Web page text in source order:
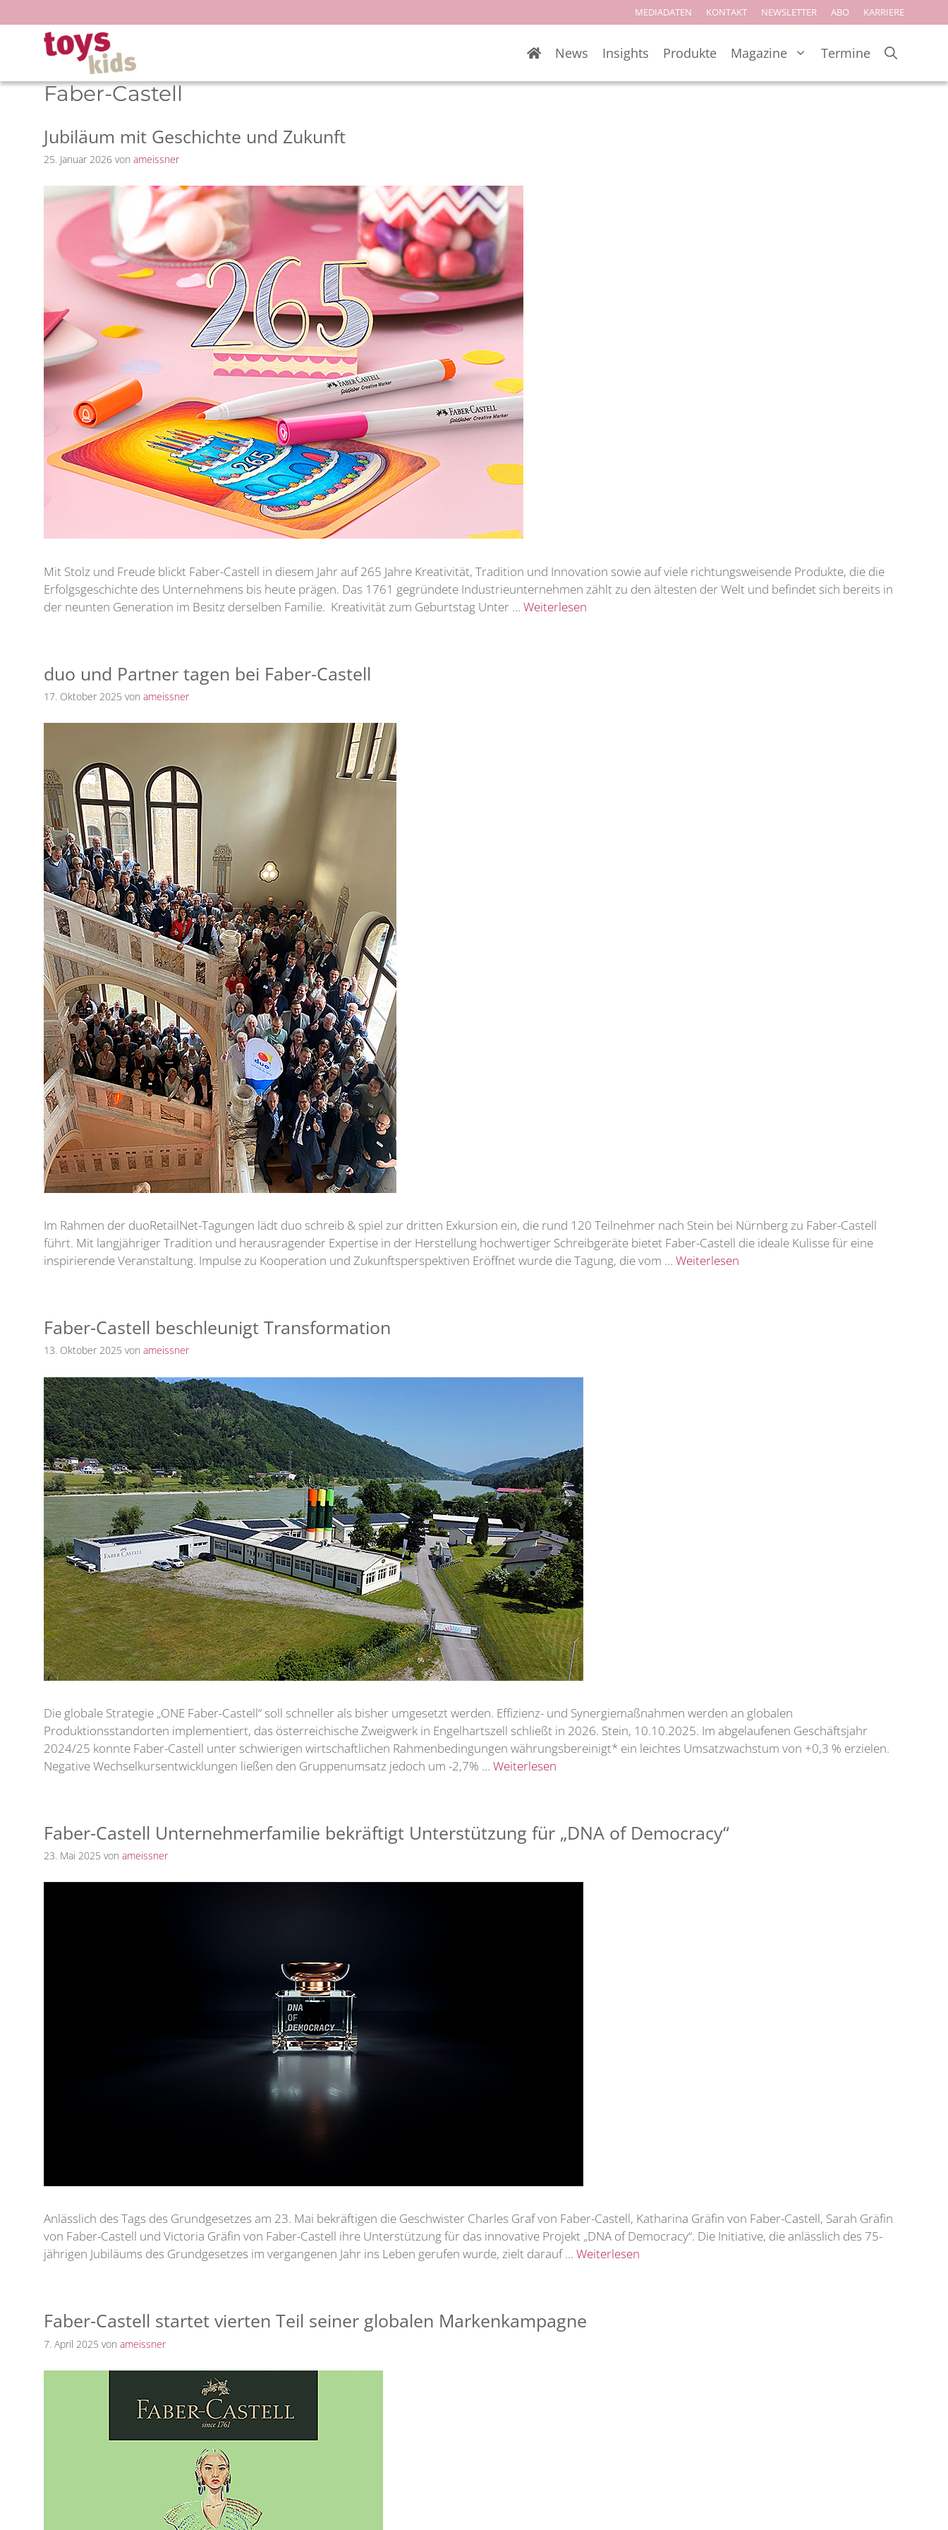
Inhalt
springen
MEDIADATEN KONTAKT NEWSLETTER ABO KARRIERE
News Insights Produkte Magazine Termine
Faber-Castell
Jubiläum mit Geschichte und Zukunft
25. Januar 2026 von ameissner
Mit Stolz und Freude blickt Faber-Castell in diesem Jahr auf 265 Jahre Kreativität, Tradition und Innovation sowie auf viele richtungsweisende Produkte, die die
Erfolgsgeschichte des Unternehmens bis heute prägen. Das 1761 gegründete Industrieunternehmen zählt zu den ältesten der Welt und befindet sich bereits in
der neunten Generation im Besitz derselben Familie. Kreativität zum Geburtstag Unter … Weiterlesen
duo und Partner tagen bei Faber-Castell
17. Oktober 2025 von ameissner
Im Rahmen der duoRetailNet-Tagungen lädt duo schreib & spiel zur dritten Exkursion ein, die rund 120 Teilnehmer nach Stein bei Nürnberg zu Faber-Castell
führt. Mit langjähriger Tradition und herausragender Expertise in der Herstellung hochwertiger Schreibgeräte bietet Faber-Castell die ideale Kulisse für eine
inspirierende Veranstaltung. Impulse zu Kooperation und Zukunftsperspektiven Eröffnet wurde die Tagung, die vom … Weiterlesen
Faber-Castell beschleunigt Transformation
13. Oktober 2025 von ameissner
Die globale Strategie „ONE Faber-Castell“ soll schneller als bisher umgesetzt werden. Effizienz- und Synergiemaßnahmen werden an globalen
Produktionsstandorten implementiert, das österreichische Zweigwerk in Engelhartszell schließt in 2026. Stein, 10.10.2025. Im abgelaufenen Geschäftsjahr
2024/25 konnte Faber-Castell unter schwierigen wirtschaftlichen Rahmenbedingungen währungsbereinigt* ein leichtes Umsatzwachstum von +0,3 % erzielen.
Negative Wechselkursentwicklungen ließen den Gruppenumsatz jedoch um -2,7% … Weiterlesen
Faber-Castell Unternehmerfamilie bekräftigt Unterstützung für „DNA of Democracy“
23. Mai 2025 von ameissner
Anlässlich des Tags des Grundgesetzes am 23. Mai bekräftigen die Geschwister Charles Graf von Faber-Castell, Katharina Gräfin von Faber-Castell, Sarah Gräfin
von Faber-Castell und Victoria Gräfin von Faber-Castell ihre Unterstützung für das innovative Projekt „DNA of Democracy“. Die Initiative, die anlässlich des 75-
jährigen Jubiläums des Grundgesetzes im vergangenen Jahr ins Leben gerufen wurde, zielt darauf … Weiterlesen
Faber-Castell startet vierten Teil seiner globalen Markenkampagne
7. April 2025 von ameissner